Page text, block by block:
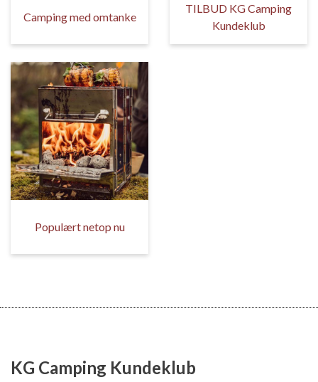
Camping med omtanke
TILBUD KG Camping
Kundeklub
Populært netop nu
KG Camping Kundeklub